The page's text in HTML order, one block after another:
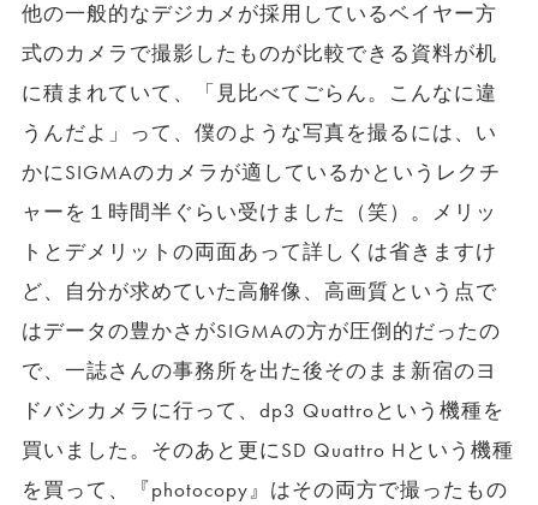
他の一般的なデジカメが採用しているベイヤー方
式のカメラで撮影したものが比較できる資料が机
に積まれていて、「見比べてごらん。こんなに違
うんだよ」って、僕のような写真を撮るには、い
かにSIGMAのカメラが適しているかというレクチ
ャーを１時間半ぐらい受けました（笑）。メリッ
トとデメリットの両面あって詳しくは省きますけ
ど、自分が求めていた高解像、高画質という点で
はデータの豊かさがSIGMAの方が圧倒的だったの
で、一誌さんの事務所を出た後そのまま新宿のヨ
ドバシカメラに行って、dp3 Quattroという機種を
買いました。そのあと更にSD Quattro Hという機種
を買って、『photocopy』はその両方で撮ったもの